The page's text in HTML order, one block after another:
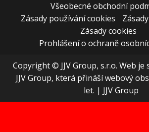
Všeobecné obchodní
Zásady používání cookies
Zásady cookies
Prohlášení o ochraně
Copyright © JJV Group, s.r.o. Web
JJV Group, která přináší webový
let. | JJV Group